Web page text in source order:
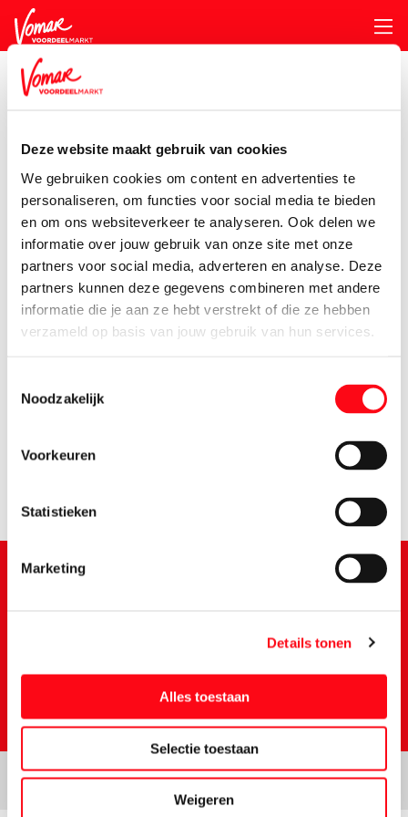
Deze website maakt gebruik van cookies
We gebruiken cookies om content en advertenties te
personaliseren, om functies voor social media te bieden
en om ons websiteverkeer te analyseren. Ook delen we
informatie over jouw gebruik van onze site met onze
partners voor social media, adverteren en analyse. Deze
partners kunnen deze gegevens combineren met andere
informatie die je aan ze hebt verstrekt of die ze hebben
verzameld op basis van jouw gebruik van hun services.
Noodzakelijk
Voorkeuren
Statistieken
Marketing
Details tonen
Alles toestaan
Selectie toestaan
Weigeren
Pincode vergeten
Persoonlijk KIK-account
Bakproducten Bewuste voeding
Broodbeleg
Chips, Koek, Snacks &
Nootjes
Chocolade & Snoep Ontbijt
wereldmarkt
Tussendoortjes